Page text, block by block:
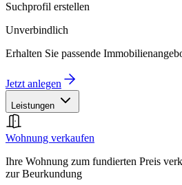
Suchprofil erstellen
Unverbindlich
Erhalten Sie passende
Jetzt anlegen
Leistungen
Wohnung verkaufen
Ihre Wohnung zum fundierten Preis
zur Beurkundung